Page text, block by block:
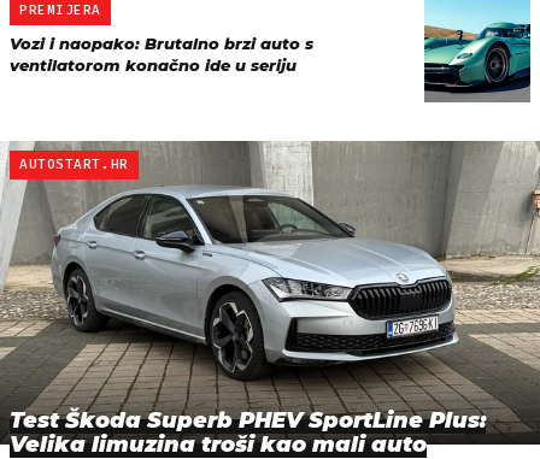
PREMIJERA
Vozi i naopako: Brutalno brzi auto s
ventilatorom konačno ide u seriju
AUTOSTART.HR
Test Škoda Superb PHEV SportLine Plus:
Velika limuzina troši kao mali auto